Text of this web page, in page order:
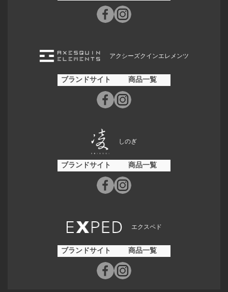
アクシーズクインエレメンツ
ブランドサイト 商品一覧
しのぎ
ブランドサイト 商品一覧
エクスペド
ブランドサイト 商品一覧